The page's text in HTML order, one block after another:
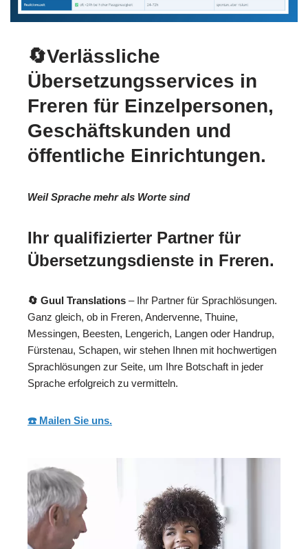
🔄Verlässliche
Übersetzungsservices in
Freren für Einzelpersonen,
Geschäftskunden und
öffentliche Einrichtungen.
Weil Sprache mehr als Worte sind
Ihr qualifizierter Partner für
Übersetzungsdienste in Freren.
🔄 Guul Translations – Ihr Partner für Sprachlösungen.
Ganz gleich, ob in Freren, Andervenne, Thuine,
Messingen, Beesten, Lengerich, Langen oder Handrup,
Fürstenau, Schapen, wir stehen Ihnen mit hochwertigen
Sprachlösungen zur Seite, um Ihre Botschaft in jeder
Sprache erfolgreich zu vermitteln.
☎️ Mailen Sie uns.